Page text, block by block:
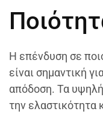
Η επένδυση σε
είναι σημαντική
απόδοση. Τα
την ελαστικότητα